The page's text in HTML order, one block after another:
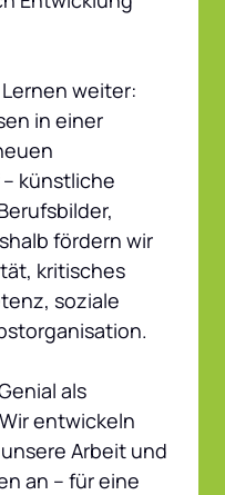
weiter:
in einer
künstliche
fördern wir
kritisches
soziale
als
entwickeln
Arbeit und
an – für eine